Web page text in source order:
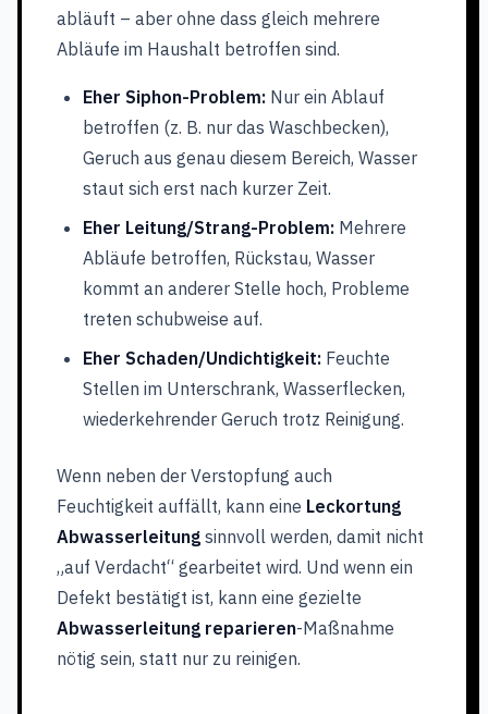
abläuft – aber ohne dass gleich mehrere
Abläufe im Haushalt betroffen sind.
Eher Siphon-Problem: Nur ein Ablauf
betroffen (z. B. nur das Waschbecken),
Geruch aus genau diesem Bereich, Wasser
staut sich erst nach kurzer Zeit.
Eher Leitung/Strang-Problem: Mehrere
Abläufe betroffen, Rückstau, Wasser
kommt an anderer Stelle hoch, Probleme
treten schubweise auf.
Eher Schaden/Undichtigkeit: Feuchte
Stellen im Unterschrank, Wasserflecken,
wiederkehrender Geruch trotz Reinigung.
Wenn neben der Verstopfung auch
Feuchtigkeit auffällt, kann eine Leckortung
Abwasserleitung sinnvoll werden, damit nicht
„auf Verdacht“ gearbeitet wird. Und wenn ein
Defekt bestätigt ist, kann eine gezielte
Abwasserleitung reparieren-Maßnahme
nötig sein, statt nur zu reinigen.